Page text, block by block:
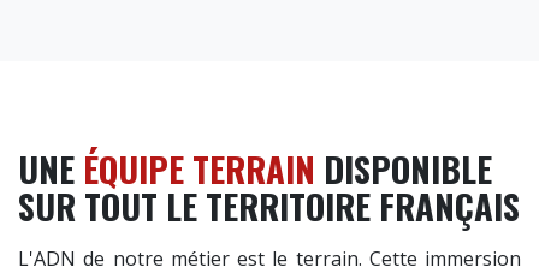
UNE ÉQUIPE TERRAIN DISPONIBLE
SUR TOUT LE TERRITOIRE FRANÇAIS
L'ADN de notre métier est le terrain. Cette immersion